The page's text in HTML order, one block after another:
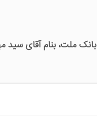
بانک ملت، بنام آقای